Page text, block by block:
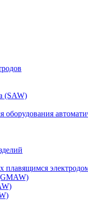
(SAW)
плавящимся